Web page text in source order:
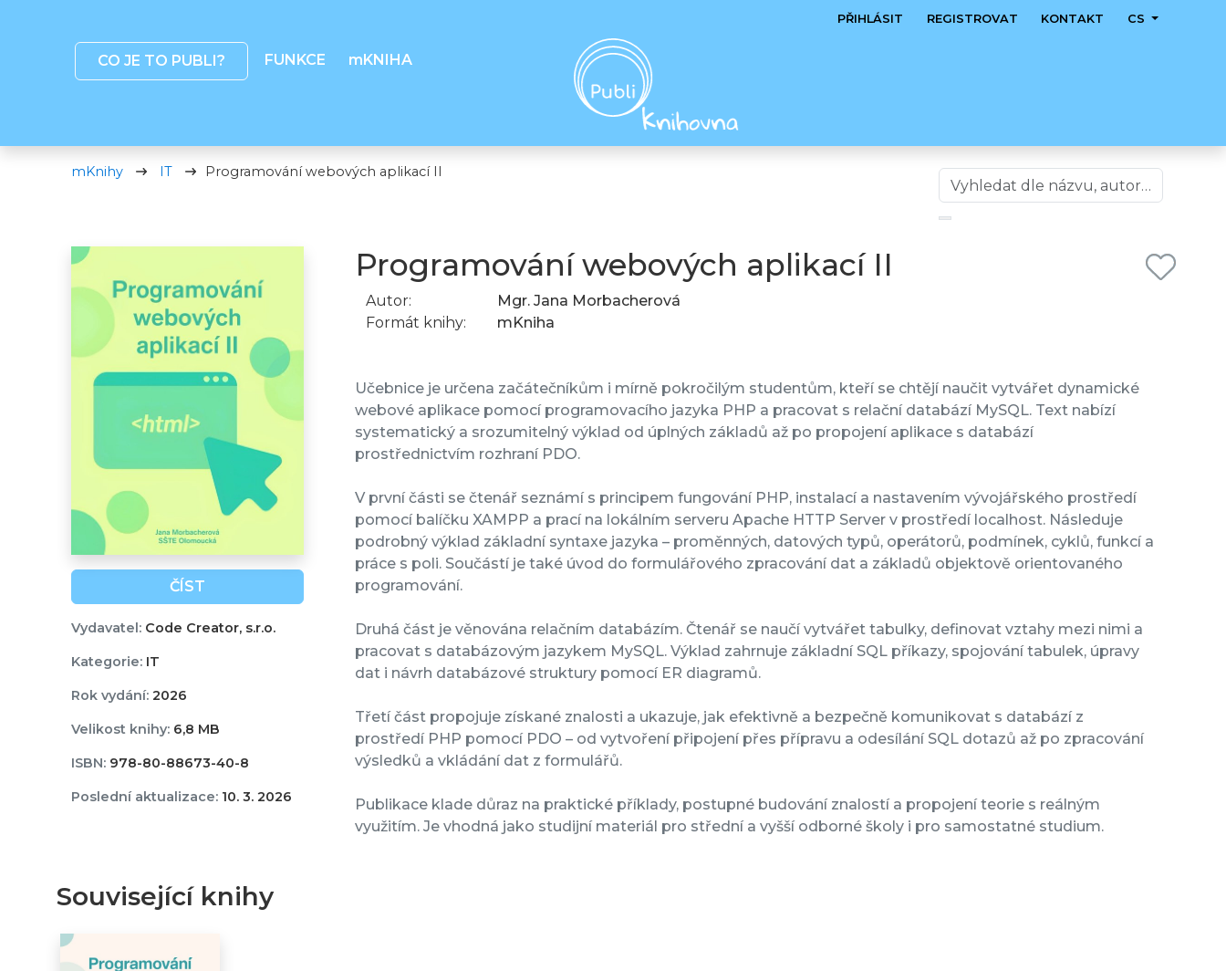
CO JE TO PUBLI? FUNKCE mKNIHA
PŘIHLÁSIT REGISTROVAT KONTAKT CS
mKnihy IT Programování webových aplikací II
ČÍST
Vydavatel:Code Creator, s.r.o.
Kategorie:IT
Rok vydání:2026
Velikost knihy:6,8 MB
ISBN:978-80-88673-40-8
Poslední aktualizace:10. 3. 2026
Programování webových aplikací II
Autor:
Mgr. Jana Morbacherová
Formát knihy:
mKniha
Učebnice je určena začátečníkům i mírně pokročilým studentům, kteří se chtějí naučit vytvářet dynamické
webové aplikace pomocí programovacího jazyka PHP a pracovat s relační databází MySQL. Text nabízí
systematický a srozumitelný výklad od úplných základů až po propojení aplikace s databází
prostřednictvím rozhraní PDO.
V první části se čtenář seznámí s principem fungování PHP, instalací a nastavením vývojářského prostředí
pomocí balíčku XAMPP a prací na lokálním serveru Apache HTTP Server v prostředí localhost. Následuje
podrobný výklad základní syntaxe jazyka – proměnných, datových typů, operátorů, podmínek, cyklů, funkcí a
práce s poli. Součástí je také úvod do formulářového zpracování dat a základů objektově orientovaného
programování.
Druhá část je věnována relačním databázím. Čtenář se naučí vytvářet tabulky, definovat vztahy mezi nimi a
pracovat s databázovým jazykem MySQL. Výklad zahrnuje základní SQL příkazy, spojování tabulek, úpravy
dat i návrh databázové struktury pomocí ER diagramů.
Třetí část propojuje získané znalosti a ukazuje, jak efektivně a bezpečně komunikovat s databází z
prostředí PHP pomocí PDO – od vytvoření připojení přes přípravu a odesílání SQL dotazů až po zpracování
výsledků a vkládání dat z formulářů.
Publikace klade důraz na praktické příklady, postupné budování znalostí a propojení teorie s reálným
využitím. Je vhodná jako studijní materiál pro střední a vyšší odborné školy i pro samostatné studium.
Související knihy